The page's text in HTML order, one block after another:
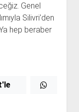
Genel
Silivri’den
hep beraber